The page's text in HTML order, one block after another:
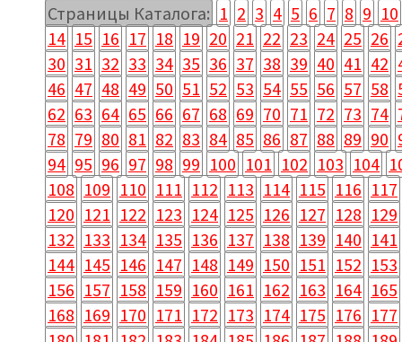
Страницы Каталога: 1 2 3 4 5 6 7 8 9 10
14 15 16 17 18 19 20 21 22 23 24 25 26
30 31 32 33 34 35 36 37 38 39 40 41 42
46 47 48 49 50 51 52 53 54 55 56 57 58
62 63 64 65 66 67 68 69 70 71 72 73 74
78 79 80 81 82 83 84 85 86 87 88 89 90
94 95 96 97 98 99 100 101 102 103 104
108 109 110 111 112 113 114 115 116 117
120 121 122 123 124 125 126 127 128 129
132 133 134 135 136 137 138 139 140 141
144 145 146 147 148 149 150 151 152 153
156 157 158 159 160 161 162 163 164 165
168 169 170 171 172 173 174 175 176 177